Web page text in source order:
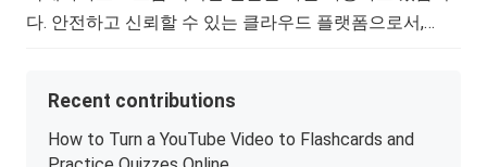
다. 안전하고 신뢰할 수 있는 클라우드 플랫폼으로서,…
Recent contributions
How to Turn a YouTube Video to Flashcards and